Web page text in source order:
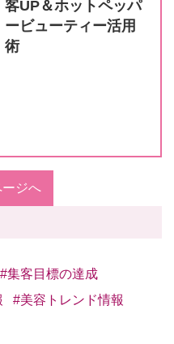
客UP＆ホットペッパ
ービューティー活用
術
ジへ
#集客目標の達成
#美容トレンド情報